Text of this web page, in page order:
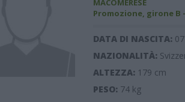
MACOMERESE
Promozione, girone B
DATA DI NASCITA:
NAZIONALITÀ:
ALTEZZA: 179 cm
PESO: 74kg